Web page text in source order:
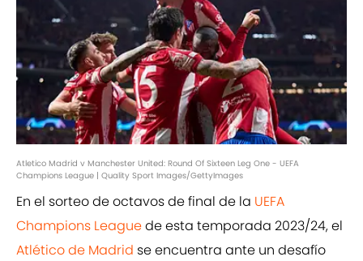
Atletico Madrid v Manchester United: Round Of Sixteen Leg One - UEFA
Champions League | Quality Sport Images/GettyImages
En el sorteo de octavos de final de la UEFA
Champions Leaguede esta temporada 2023/24, el
Atlético de Madrid se encuentra ante un desafío